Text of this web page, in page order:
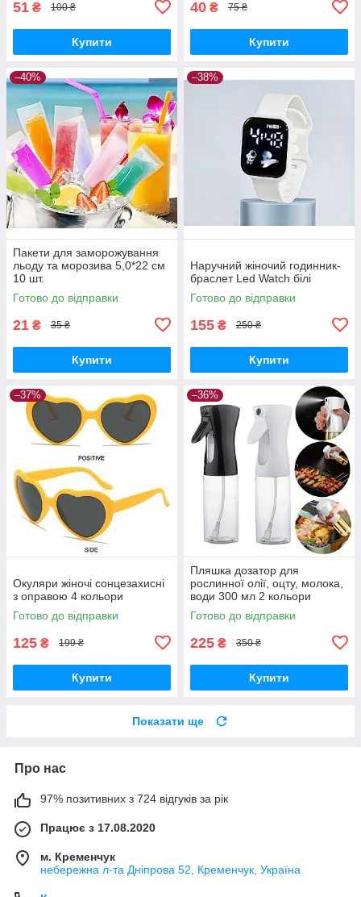
51 ₴ 100 ₴
Купити
40 ₴ 75 ₴
Купити
–40%
Пакети для заморожування
льоду та морозива 5,0*22 см
10 шт.
Готово до відправки
21 ₴ 35 ₴
Купити
–38%
Наручний жіночий годинник-
браслет Led Watch білі
Готово до відправки
155 ₴ 250 ₴
Купити
–37%
Окуляри жіночі сонцезахисні
з оправою 4 кольори
Готово до відправки
125 ₴ 199 ₴
Купити
–36%
Пляшка дозатор для
рослинної олії, оцту, молока,
води 300 мл 2 кольори
Готово до відправки
225 ₴ 350 ₴
Купити
Показати ще
Про нас
97% позитивних з 724 відгуків за рік
Працює з 17.08.2020
м. Кременчук
небережна л-та Дніпрова 52, Кременчук, Україна